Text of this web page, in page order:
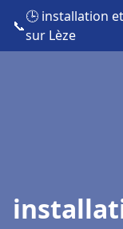
📞
🕒 installation
sur Lèze